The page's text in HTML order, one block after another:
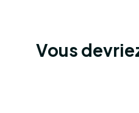
Vous